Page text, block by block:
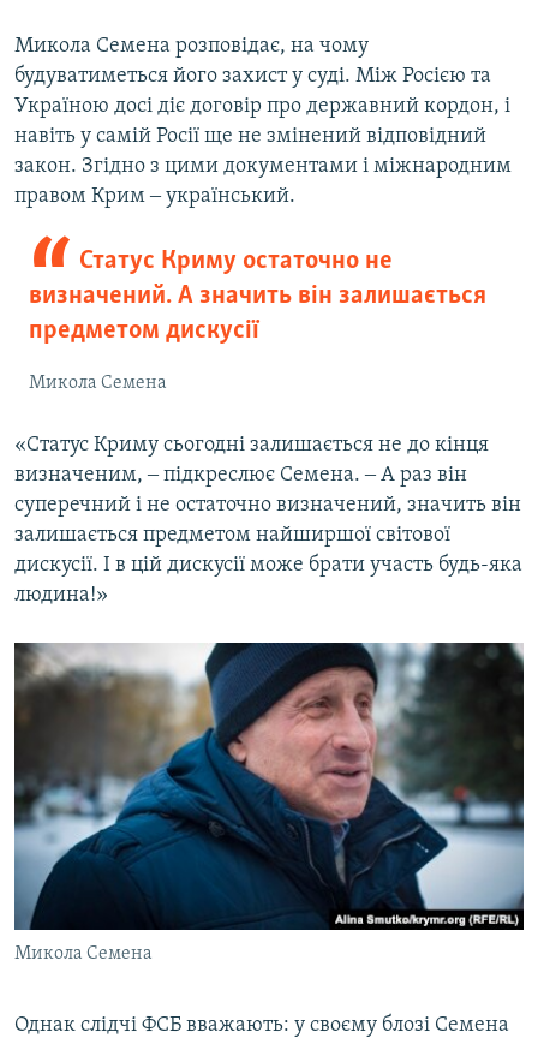
Микола Семена розповідає, на чому
будуватиметься його захист у суді. Між Росією та
Україною досі діє договір про державний кордон, і
навіть у самій Росії ще не змінений відповідний
закон. Згідно з цими документами і міжнародним
правом Крим ‒ український.
Статус Криму остаточно не
визначений. А значить він залишається
предметом дискусії
Микола Семена
«Статус Криму сьогодні залишається не до кінця
визначеним, ‒ підкреслює Семена. ‒ А раз він
суперечний і не остаточно визначений, значить він
залишається предметом найширшої світової
дискусії. І в цій дискусії може брати участь будь-яка
людина!»
Микола Семена
Однак слідчі ФСБ вважають: у своєму блозі Семена